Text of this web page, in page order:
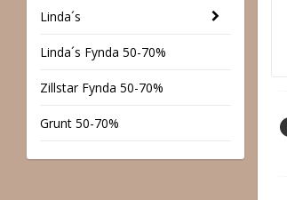
Linda´s
Linda´s Fynda 50-70%
Zillstar Fynda 50-70%
Grunt 50-70%